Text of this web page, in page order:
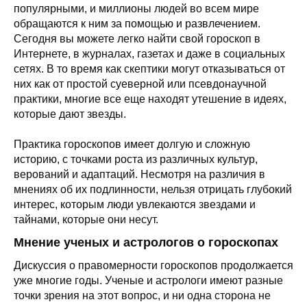
популярными, и миллионы людей во всем мире
обращаются к ним за помощью и развлечением.
Сегодня вы можете легко найти свой гороскоп в
Интернете, в журналах, газетах и даже в социальных
сетях. В то время как скептики могут отказываться от
них как от простой суеверной или псевдонаучной
практики, многие все еще находят утешение в идеях,
которые дают звезды.
Практика гороскопов имеет долгую и сложную
историю, с точками роста из различных культур,
верований и адаптаций. Несмотря на различия в
мнениях об их подлинности, нельзя отрицать глубокий
интерес, которым люди увлекаются звездами и
тайнами, которые они несут.
Мнение ученых и астрологов о гороскопах
Дискуссия о правомерности гороскопов продолжается
уже многие годы. Ученые и астрологи имеют разные
точки зрения на этот вопрос, и ни одна сторона не